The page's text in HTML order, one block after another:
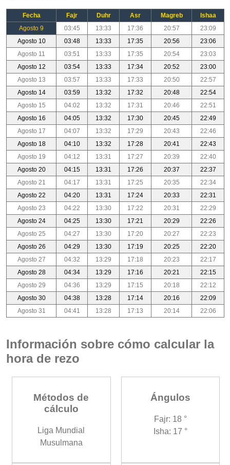
Fecha Fajr Duhr Asr Magreb
Ishaa
Agosto 9
03:45 13:33 17:36 20:57
23:09
Agosto 10
03:48 13:33 17:35 20:56
23:06
Agosto 11
03:51 13:33 17:35 20:54
23:03
Agosto 12
03:54 13:33 17:34 20:52
23:00
Agosto 13
03:57 13:33 17:33 20:50
22:57
Agosto 14
03:59 13:32 17:32 20:48
22:54
Agosto 15
04:02 13:32 17:31 20:46
22:51
Agosto 16
04:05 13:32 17:30 20:45
22:49
Agosto 17
04:07 13:32 17:29 20:43
22:46
Agosto 18
04:10 13:32 17:28 20:41
22:43
Agosto 19
04:12 13:31 17:27 20:39
22:40
Agosto 20
04:15 13:31 17:26 20:37
22:37
Agosto 21
04:17 13:31 17:25 20:35
22:34
Agosto 22
04:20 13:31 17:24 20:33
22:31
Agosto 23
04:22 13:30 17:22 20:31
22:29
Agosto 24
04:25 13:30 17:21 20:29
22:26
Agosto 25
04:27 13:30 17:20 20:27
22:23
Agosto 26
04:29 13:30 17:19 20:25
22:20
Agosto 27
04:32 13:29 17:18 20:23
22:17
Agosto 28
04:34 13:29 17:16 20:21
22:15
Agosto 29
04:36 13:29 17:15 20:18
22:12
Agosto 30
04:38 13:28 17:14 20:16
22:09
Agosto 31
04:41 13:28 17:13 20:14 22:06
Información sobre cómo calcular la
hora de rezo
Métodos de
cálculo
Liga Mundial
Musulmana
Ángulos
Fajr: 18 °
Isha: 17 °